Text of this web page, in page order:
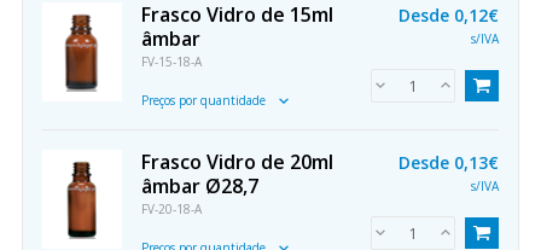
Frasco Vidro de 15ml
âmbar
FV-15-18-A
Preços por quantidade
Desde 0,12€
s/IVA
Frasco Vidro de 20ml
âmbar Ø28,7
FV-20-18-A
Desde 0,13€
s/IVA